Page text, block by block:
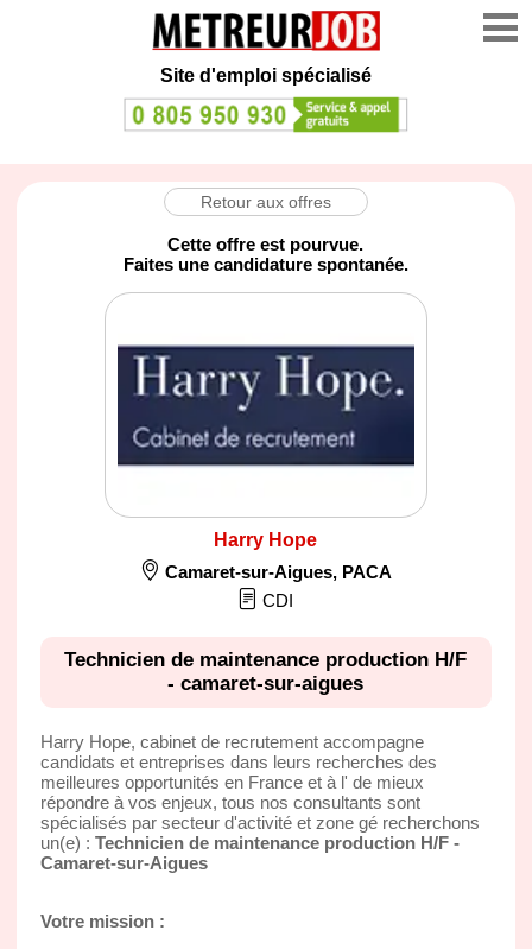
Site d'emploi spécialisé
Retour aux offres
Cette offre est pourvue.
Faites une candidature spontanée.
Harry Hope
Camaret-sur-Aigues, PACA
CDI
Technicien de maintenance production H/F
- camaret-sur-aigues
Harry Hope, cabinet de recrutement accompagne
candidats et entreprises dans leurs recherches des
meilleures opportunités en France et à l' de mieux
répondre à vos enjeux, tous nos consultants sont
spécialisés par secteur d'activité et zone gé recherchons
un(e) : Technicien de maintenance production H/F -
Camaret-sur-Aigues
Votre mission :